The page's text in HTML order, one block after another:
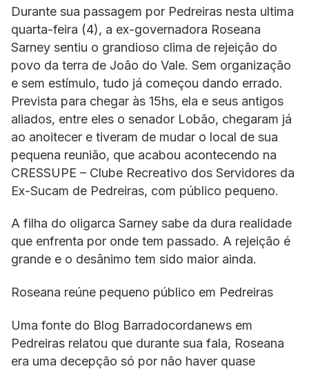
Durante sua passagem por Pedreiras nesta ultima
quarta-feira (4), a ex-governadora Roseana
Sarney sentiu o grandioso clima de rejeição do
povo da terra de João do Vale. Sem organização
e sem estímulo, tudo já começou dando errado.
Prevista para chegar às 15hs, ela e seus antigos
aliados, entre eles o senador Lobão, chegaram já
ao anoitecer e tiveram de mudar o local de sua
pequena reunião, que acabou acontecendo na
CRESSUPE – Clube Recreativo dos Servidores da
Ex-Sucam de Pedreiras, com público pequeno.
A filha do oligarca Sarney sabe da dura realidade
que enfrenta por onde tem passado. A rejeição é
grande e o desânimo tem sido maior ainda.
Roseana reúne pequeno público em Pedreiras
Uma fonte do Blog Barradocordanews em
Pedreiras relatou que durante sua fala, Roseana
era uma decepção só por não haver quase